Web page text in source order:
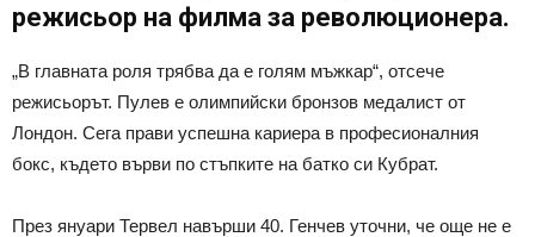
режисьор на филма за революционера.
„В главната роля трябва да е голям мъжкар“, отсече
режисьорът. Пулев е олимпийски бронзов медалист от
Лондон. Сега прави успешна кариера в професионалния
бокс, където върви по стъпките на батко си Кубрат.
През януари Тервел навърши 40. Генчев уточни, че още не е